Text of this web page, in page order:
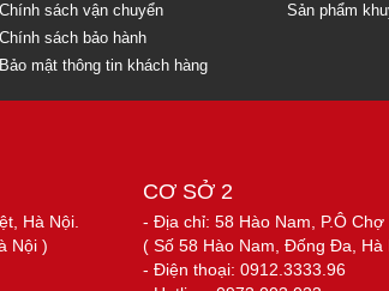
Chính sách vận chuyển
Chính sách bảo hành
Bảo mật thông tin khách hàng
Sản phẩm
Hà Nội.
Nội )
CƠ SỞ 2
- Địa chỉ: 58 Hào Nam, P.Ô Chợ
( Số 58 Hào Nam, Đống Đa, Hà
- Điện thoại: 0912.3333.96